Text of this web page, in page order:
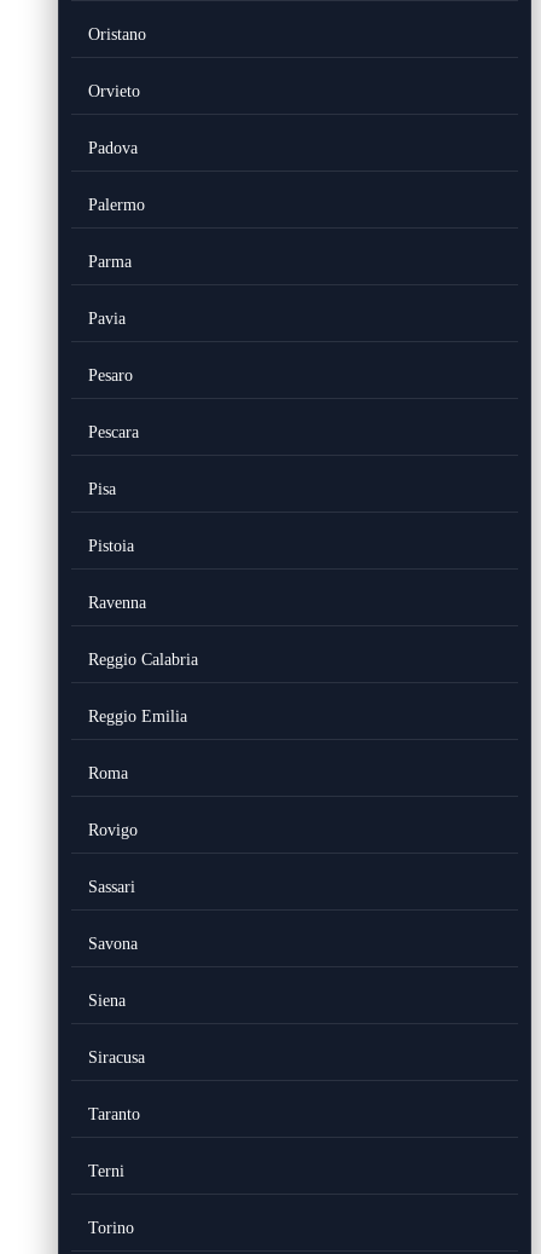
Oristano
Orvieto
Padova
Palermo
Parma
Pavia
Pesaro
Pescara
Pisa
Pistoia
Ravenna
Reggio Calabria
Reggio Emilia
Roma
Rovigo
Sassari
Savona
Siena
Siracusa
Taranto
Terni
Torino